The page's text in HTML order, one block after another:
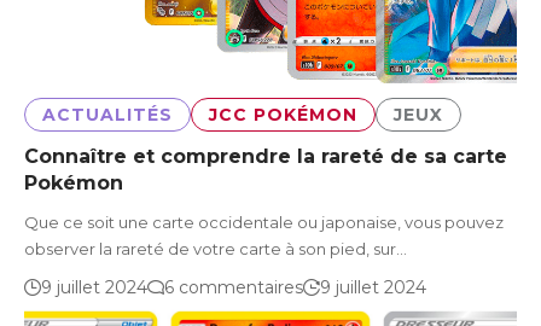
ACTUALITÉS JCC POKÉMON JEUX
Connaître et comprendre la rareté de sa carte
Pokémon
Que ce soit une carte occidentale ou japonaise, vous pouvez
observer la rareté de votre carte à son pied, sur…
9 juillet 2024 6 commentaires 9 juillet 2024